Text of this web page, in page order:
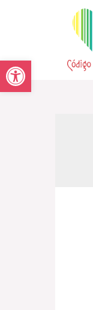
Open toolbar